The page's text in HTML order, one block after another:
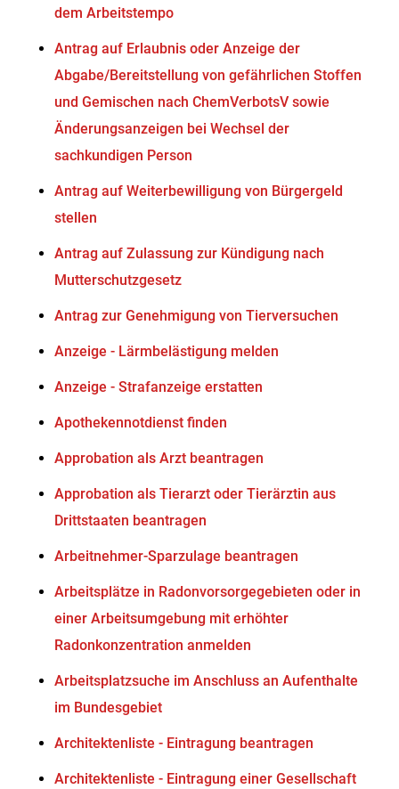
dem Arbeitstempo
Antrag auf Erlaubnis oder Anzeige der
Abgabe/Bereitstellung von gefährlichen Stoffen
und Gemischen nach ChemVerbotsV sowie
Änderungsanzeigen bei Wechsel der
sachkundigen Person
Antrag auf Weiterbewilligung von Bürgergeld
stellen
Antrag auf Zulassung zur Kündigung nach
Mutterschutzgesetz
Antrag zur Genehmigung von Tierversuchen
Anzeige - Lärmbelästigung melden
Anzeige - Strafanzeige erstatten
Apothekennotdienst finden
Approbation als Arzt beantragen
Approbation als Tierarzt oder Tierärztin aus
Drittstaaten beantragen
Arbeitnehmer-Sparzulage beantragen
Arbeitsplätze in Radonvorsorgegebieten oder in
einer Arbeitsumgebung mit erhöhter
Radonkonzentration anmelden
Arbeitsplatzsuche im Anschluss an Aufenthalte
im Bundesgebiet
Architektenliste - Eintragung beantragen
Architektenliste - Eintragung einer Gesellschaft